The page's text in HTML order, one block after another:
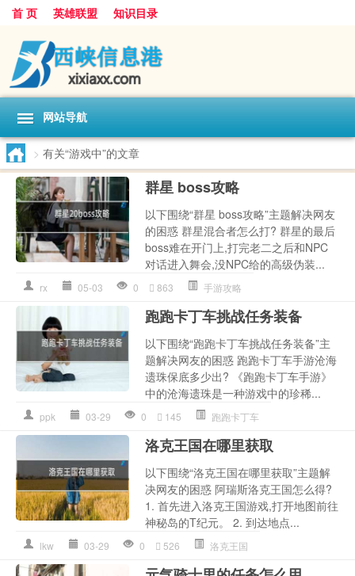
首 页 英雄联盟 知识目录
网站导航
> 有关“游戏中”的文章
群星 boss攻略
以下围绕“群星 boss攻略”主题解决网友
的困惑 群星混合者怎么打? 群星的最后
boss难在开门上,打完老二之后和NPC
对话进入舞会,没NPC给的高级伪装...
rx 05-03 0 863 手游攻略
跑跑卡丁车挑战任务装备
以下围绕“跑跑卡丁车挑战任务装备”主
题解决网友的困惑 跑跑卡丁车手游沧海
遗珠保底多少出? 《跑跑卡丁车手游》
中的沧海遗珠是一种游戏中的珍稀...
ppk 03-29 0 145 跑跑卡丁车
洛克王国在哪里获取
以下围绕“洛克王国在哪里获取”主题解
决网友的困惑 阿瑞斯洛克王国怎么得?
1. 首先进入洛克王国游戏,打开地图前往
神秘岛的T纪元。 2. 到达地点...
lkw 03-29 0 526 洛克王国